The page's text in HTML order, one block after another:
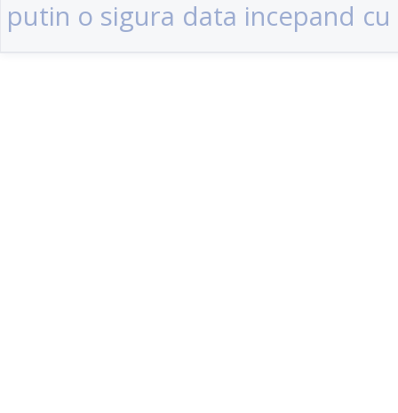
putin o sigura data incepand